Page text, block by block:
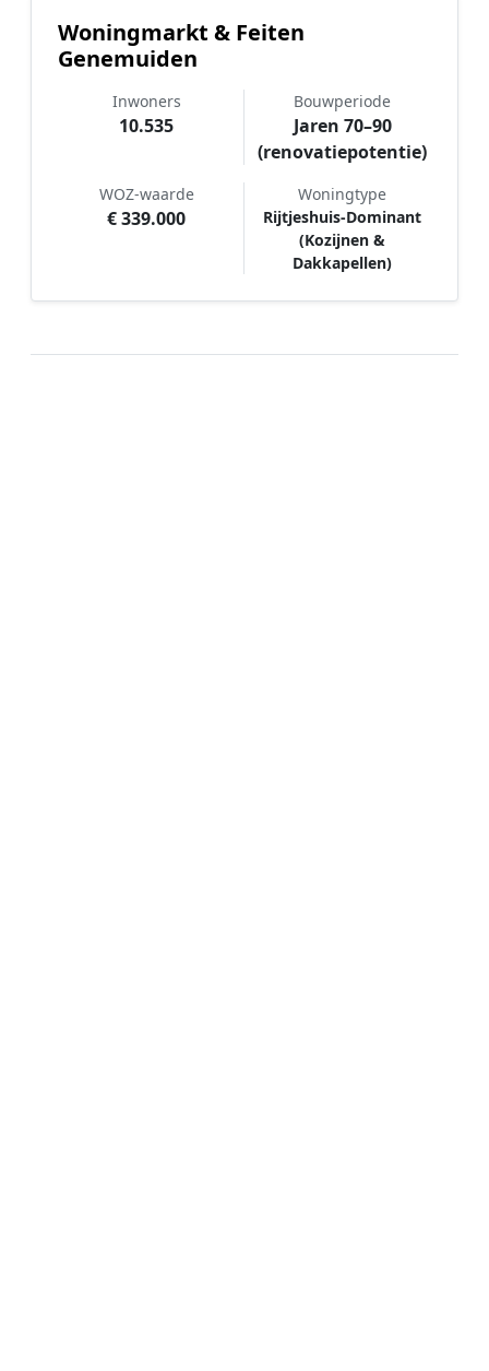
Woningmarkt & Feiten
Genemuiden
Inwoners
10.535
Bouwperiode
Jaren 70–90
(renovatiepotentie)
WOZ-waarde
€ 339.000
Woningtype
Rijtjeshuis-Dominant
(Kozijnen &
Dakkapellen)